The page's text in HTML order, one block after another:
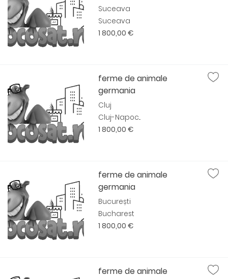
Suceava
Suceava
1 800,00 €
ferme de animale
germania
Cluj
Cluj-Napoc...
1 800,00 €
ferme de animale
germania
București
Bucharest
1 800,00 €
ferme de animale